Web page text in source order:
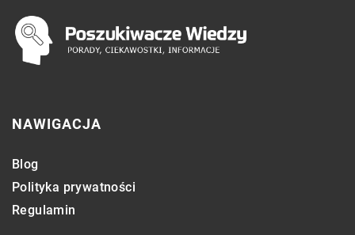
NAWIGACJA
Blog
Polityka prywatności
Regulamin